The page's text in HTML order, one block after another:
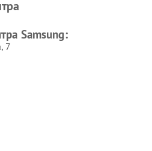
Samsung:
7